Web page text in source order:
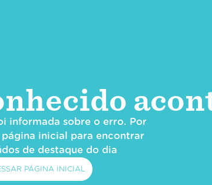
informada sobre o erro. Por
página inicial para encontrar
de destaque do dia
PÁGINA INICIAL